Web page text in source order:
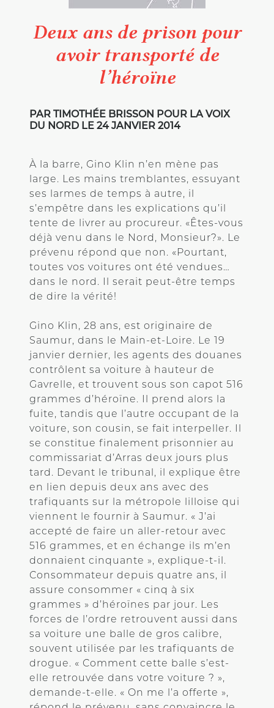
Deux ans de prison pour
avoir transporté de
l’héroïne
PAR TIMOTHÉE BRISSON POUR LA VOIX
DU NORD LE 24 JANVIER 2014
À la barre, Gino Klin n’en mène pas
large. Les mains tremblantes, essuyant
ses larmes de temps à autre, il
s’empêtre dans les explications qu’il
tente de livrer au procureur. «Êtes-vous
déjà venu dans le Nord, Monsieur?». Le
prévenu répond que non. «Pourtant,
toutes vos voitures ont été vendues…
dans le nord. Il serait peut-être temps
de dire la vérité!
Gino Klin, 28 ans, est originaire de
Saumur, dans le Main-et-Loire. Le 19
janvier dernier, les agents des douanes
contrôlent sa voiture à hauteur de
Gavrelle, et trouvent sous son capot 516
grammes d’héroïne. Il prend alors la
fuite, tandis que l’autre occupant de la
voiture, son cousin, se fait interpeller. Il
se constitue finalement prisonnier au
commissariat d’Arras deux jours plus
tard. Devant le tribunal, il explique être
en lien depuis deux ans avec des
trafiquants sur la métropole lilloise qui
viennent le fournir à Saumur. « J’ai
accepté de faire un aller-retour avec
516 grammes, et en échange ils m’en
donnaient cinquante », explique-t-il.
Consommateur depuis quatre ans, il
assure consommer « cinq à six
grammes » d’héroïnes par jour. Les
forces de l’ordre retrouvent aussi dans
sa voiture une balle de gros calibre,
souvent utilisée par les trafiquants de
drogue. « Comment cette balle s’est-
elle retrouvée dans votre voiture ? »,
demande-t-elle. « On me l’a offerte »,